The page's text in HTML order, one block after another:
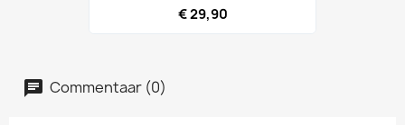
€ 29,90
Commentaar (0)